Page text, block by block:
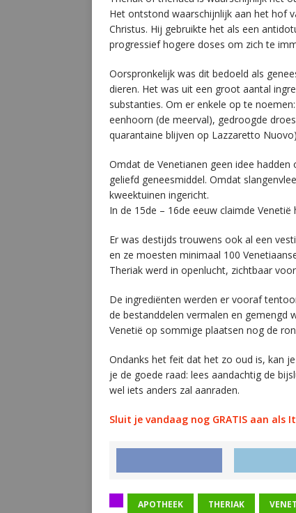
Het ontstond waarschijnlijk aan het hof
Christus. Hij gebruikte het als een
progressief hogere doses om zich te
Oorspronkelijk was dit bedoeld als
dieren. Het was uit een groot aantal
substanties. Om er enkele op te
eenhoorn (de meerval), gedroogde
quarantaine blijven op Lazzaretto
Omdat de Venetianen geen idee
geliefd geneesmiddel. Omdat
kweektuinen ingericht.
In de 15de – 16de eeuw claimde
Er was destijds trouwens ook al een
en ze moesten minimaal 100
Theriak werd in openlucht, zichtbaar
De ingrediënten werden er vooraf
de bestanddelen vermalen en gemengd
Venetië op sommige plaatsen nog de
Ondanks het feit dat het zo oud is, kan
je de goede raad: lees aandachtig de
wel iets anders zal aanraden.
Sluit je vandaag nog GRATIS aan als
APOTHEEK THERIAK